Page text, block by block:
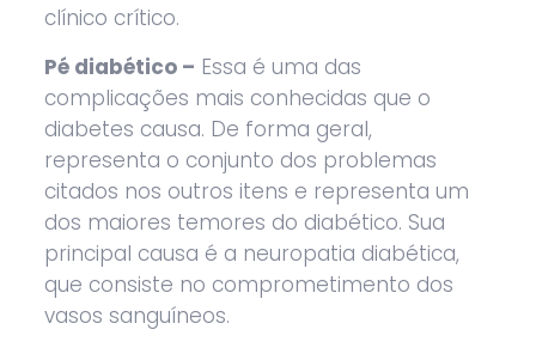
clínico crítico.
Pé diabético – Essa é uma das
complicações mais conhecidas que o
diabetes causa. De forma geral,
representa o conjunto dos problemas
citados nos outros itens e representa um
dos maiores temores do diabético. Sua
principal causa é a neuropatia diabética,
que consiste no comprometimento dos
vasos sanguíneos.